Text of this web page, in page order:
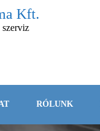
Kft.
RÓLUNK